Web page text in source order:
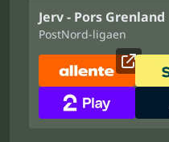
Jerv - Pors Grenland
PostNord-ligaen